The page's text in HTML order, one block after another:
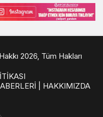
2026, Tüm Hakları
| HAKKIMIZDA